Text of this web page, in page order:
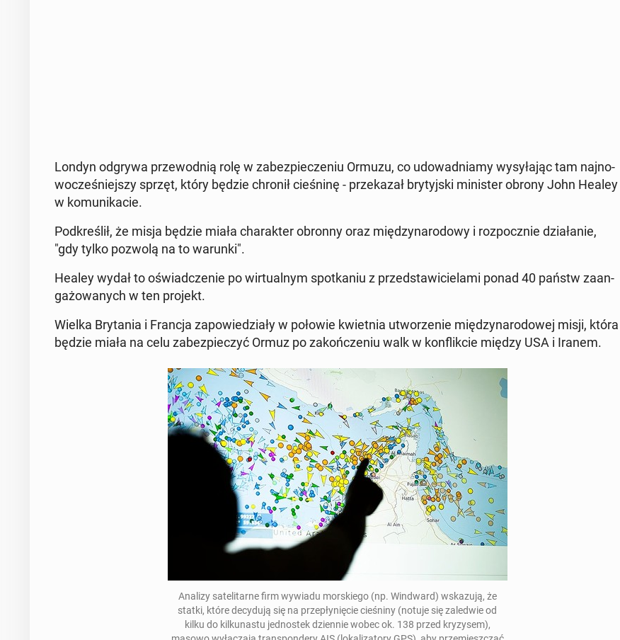
Londyn odgrywa prze­wod­nią rolę w za­bez­pie­cze­niu Ormuzu, co udo­wad­nia­my wy­sy­ła­jąc tam naj­no­
wo­cze­śniej­szy sprzęt, który będzie chronił cie­śni­nę - prze­ka­zał bry­tyj­ski mi­ni­ster obrony John Healey
w ko­mu­ni­ka­cie.
Pod­kre­ślił, że misja będzie miała cha­rak­ter obronny oraz mię­dzy­na­ro­do­wy i roz­pocz­nie dzia­ła­nie,
"gdy tylko pozwolą na to warunki".
Healey wydał to oświad­cze­nie po wir­tu­al­nym spo­tka­niu z przed­sta­wi­cie­la­mi ponad 40 państw za­an­
ga­żo­wa­nych w ten projekt.
Wielka Bry­ta­nia i Francja za­po­wie­dzia­ły w połowie kwiet­nia utwo­rze­nie mię­dzy­na­ro­do­wej misji, która
będzie miała na celu za­bez­pie­czyć Ormuz po za­koń­cze­niu walk w kon­flik­cie między USA i Iranem.
Analizy sa­te­li­tar­ne firm wywiadu mor­skie­go (np. Win­dward) wska­zu­ją, że
statki, które de­cy­du­ją się na prze­pły­nię­cie cie­śni­ny (notuje się za­le­d­wie od
kilku do kil­ku­na­stu jed­no­stek dzien­nie wobec ok. 138 przed kry­zy­sem),